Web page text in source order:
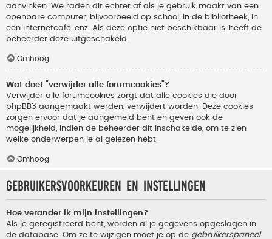
aanvinken. We raden dit echter af als je gebruik maakt van een
openbare computer, bijvoorbeeld op school, in de bibliotheek, in
een internetcafé, enz. Als deze optie niet beschikbaar is, heeft de
beheerder deze uitgeschakeld.
Omhoog
Wat doet "verwijder alle forumcookies"?
Verwijder alle forumcookies zorgt dat alle cookies die door
phpBB3 aangemaakt werden, verwijdert worden. Deze cookies
zorgen ervoor dat je aangemeld bent en geven ook de
mogelijkheid, indien de beheerder dit inschakelde, om te zien
welke onderwerpen je al gelezen hebt.
Omhoog
Gebruikersvoorkeuren en instellingen
Hoe verander ik mijn instellingen?
Als je geregistreerd bent, worden al je gegevens opgeslagen in
de database. Om ze te wijzigen moet je op de gebruikerspaneel